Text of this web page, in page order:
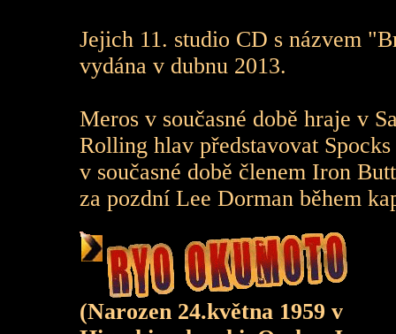
Jejich 11. studio CD s názvem
vydána v dubnu 2013.
Meros v současné době hraje v
Rolling hlav představovat
v současné době členem Iron
za pozdní Lee Dorman během
(Narozen 24.května 1959 v